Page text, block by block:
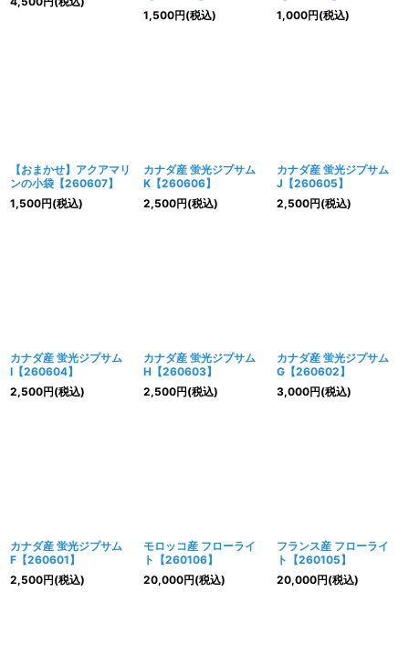
1,500円(税込)
1,000円(税込)
【おまかせ】アクアマリ
ンの小袋【260607】
1,500円(税込)
カナダ産 蛍光ジプサム
K【260606】
2,500円(税込)
カナダ産 蛍光ジプサム
J【260605】
2,500円(税込)
カナダ産 蛍光ジプサム
I【260604】
2,500円(税込)
カナダ産 蛍光ジプサム
H【260603】
2,500円(税込)
カナダ産 蛍光ジプサム
G【260602】
3,000円(税込)
カナダ産 蛍光ジプサム
F【260601】
2,500円(税込)
モロッコ産 フローライ
ト【260106】
20,000円(税込)
フランス産 フローライ
ト【260105】
20,000円(税込)